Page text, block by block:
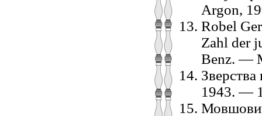
Argon,
Robel
Zahl der
Benz. —
1943. —